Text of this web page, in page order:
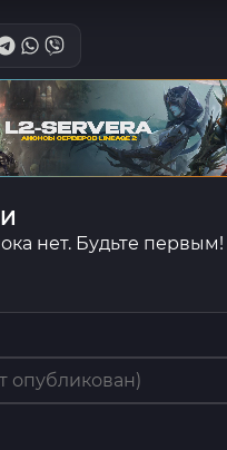
нет. Будьте первым!